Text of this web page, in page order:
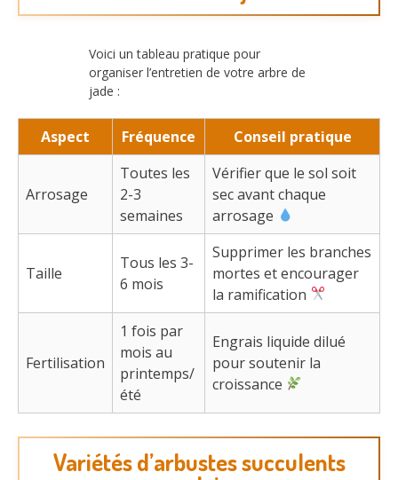
Voici un tableau pratique pour
organiser l’entretien de votre arbre de
jade :
Aspect Fréquence Conseil pratique
Arrosage
Toutes les
2-3
semaines
Vérifier que le sol soit
sec avant chaque
arrosage
Taille
Tous les 3-
6 mois
Supprimer les branches
mortes et encourager
la ramification
Fertilisation
1 fois par
mois au
printemps/
été
Engrais liquide dilué
pour soutenir la
croissance
Variétés d’arbustes succulents